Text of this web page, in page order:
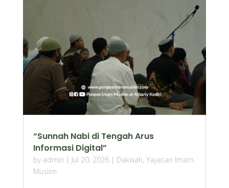
“Sunnah Nabi di Tengah Arus
Informasi Digital”
by admin | Jul 20, 2026| Dakwah, Yayasan Imam
Muslim